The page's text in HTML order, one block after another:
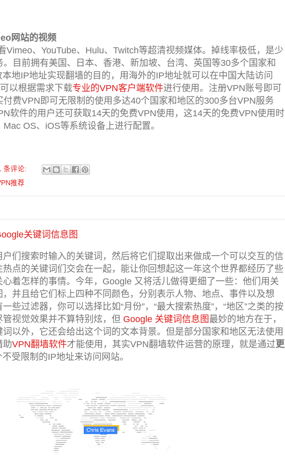
网站的视频
Vimeo、YouTube、Hulu、Twitch等超清视频媒体。掉线率极低，是少
目前拥有美国、日本、香港、新加坡、台湾、英国等30多个国家和
地IP地址实现翻墙的目的，用海外的IP地址就可以在中国大陆访问
以根据需求下载专业的VPN客户端软件进行使用。注册VPN账号即可
付费VPN即可无限制的使用多达40个国家和地区的300多台VPN服务
软件的用户还可获取14天的免费VPN使用，这14天的免费VPN使用时
OS、iOS等系统设备上进行配置。
条评论:
推荐
关键词信息图
们搜索时输入的关键词，然后将它们提取出来做成一个可以交互的信
点的关键词们交会在一起，能让你回想起这一年这个世界都经历了些
着怎样的事情。今年，Google 又将活儿做得更细了一些：他们用关
并且给它们标上四种不同颜色，分别表示人物、地点、事件以及想
些过滤器，你可以选择比如“月份”，“最大搜索热度”，“地区”之类的按
视觉效果并不算特别炫，但 Google 关键词信息图 最妙的地方在于，
以外，它还会给出这个词的文本背景。但是部分国家和地区无法使用
助VPN翻墙软件才能使用，其实VPN翻墙软件运营的原理，就是通过更
受限制的IP地址来访问网站。